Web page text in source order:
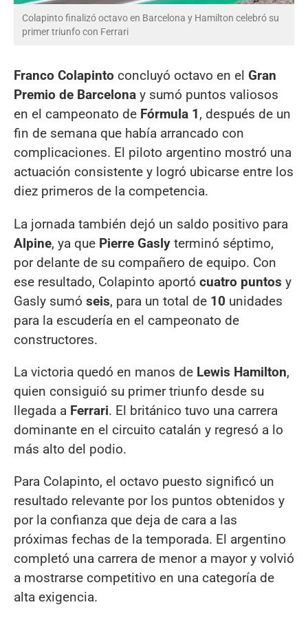
Colapinto finalizó octavo en Barcelona y Hamilton celebró su
primer triunfo con Ferrari
Franco Colapinto concluyó octavo en el Gran
Premio de Barcelona y sumó puntos valiosos
en el campeonato de Fórmula 1, después de un
fin de semana que había arrancado con
complicaciones. El piloto argentino mostró una
actuación consistente y logró ubicarse entre los
diez primeros de la competencia.
La jornada también dejó un saldo positivo para
Alpine, ya que Pierre Gasly terminó séptimo,
por delante de su compañero de equipo. Con
ese resultado, Colapinto aportó cuatro puntos y
Gasly sumó seis, para un total de 10 unidades
para la escudería en el campeonato de
constructores.
La victoria quedó en manos de Lewis Hamilton,
quien consiguió su primer triunfo desde su
llegada a Ferrari. El británico tuvo una carrera
dominante en el circuito catalán y regresó a lo
más alto del podio.
Para Colapinto, el octavo puesto significó un
resultado relevante por los puntos obtenidos y
por la confianza que deja de cara a las
próximas fechas de la temporada. El argentino
completó una carrera de menor a mayor y volvió
a mostrarse competitivo en una categoría de
alta exigencia.